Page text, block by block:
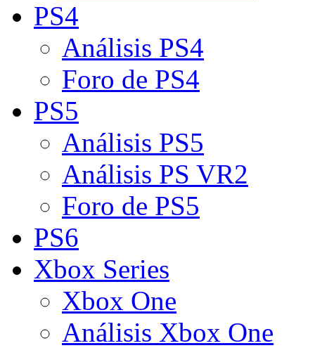
PS4
Análisis PS4
Foro de PS4
PS5
Análisis PS5
Análisis PS VR2
Foro de PS5
PS6
Xbox Series
Xbox One
Análisis Xbox One